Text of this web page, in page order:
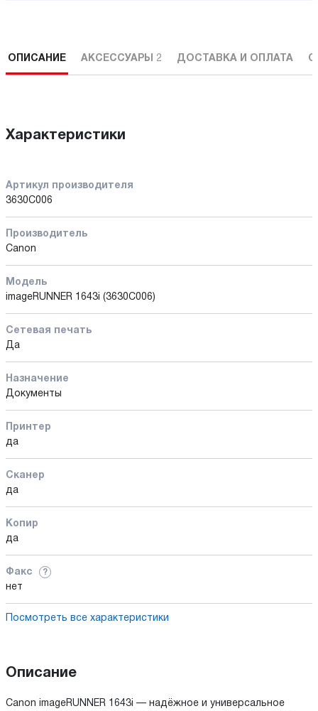
ОПИСАНИЕ АКСЕССУАРЫ 2 ДОСТАВКА И ОПЛАТА
Характеристики
Артикул производителя
3630C006
Производитель
Canon
Модель
imageRUNNER 1643i (3630C006)
Сетевая печать
Да
Назначение
Документы
Принтер
да
Сканер
да
Копир
да
Факс ?
нет
Посмотреть все характеристики
Описание
Canon imageRUNNER 1643i — надёжное и универсальное